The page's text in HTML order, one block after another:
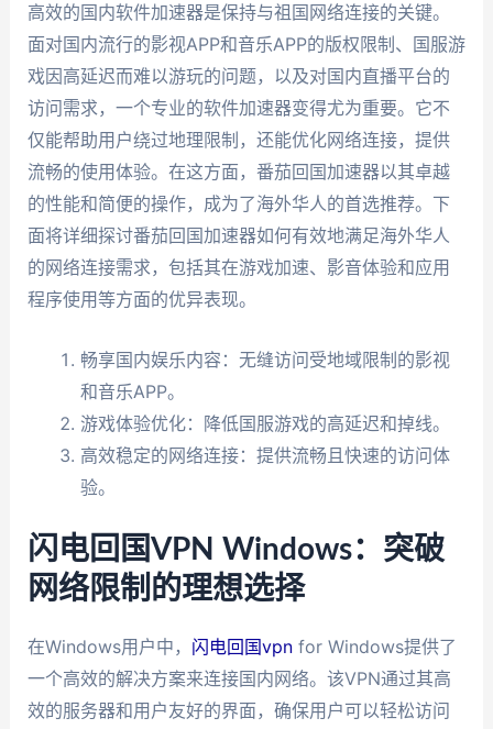
高效的国内软件加速器是保持与祖国网络连接的关键。
面对国内流行的影视APP和音乐APP的版权限制、国服游
戏因高延迟而难以游玩的问题，以及对国内直播平台的
访问需求，一个专业的软件加速器变得尤为重要。它不
仅能帮助用户绕过地理限制，还能优化网络连接，提供
流畅的使用体验。在这方面，番茄回国加速器以其卓越
的性能和简便的操作，成为了海外华人的首选推荐。下
面将详细探讨番茄回国加速器如何有效地满足海外华人
的网络连接需求，包括其在游戏加速、影音体验和应用
程序使用等方面的优异表现。
畅享国内娱乐内容：无缝访问受地域限制的影视
和音乐APP。
游戏体验优化：降低国服游戏的高延迟和掉线。
高效稳定的网络连接：提供流畅且快速的访问体
验。
闪电回国VPN Windows：突破
网络限制的理想选择
在Windows用户中， 闪电回国vpnfor Windows提供了
一个高效的解决方案来连接国内网络。该VPN通过其高
效的服务器和用户友好的界面，确保用户可以轻松访问